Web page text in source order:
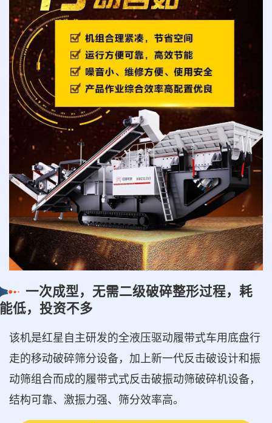
一次成型，无需二级破碎整形过程，耗
能低，投资不多
该机是红星自主研发的全液压驱动履带式车用底盘行
走的移动破碎筛分设备，加上新一代反击破设计和振
动筛组合而成的履带式式反击破振动筛破碎机设备，
结构可靠、激振力强、筛分效率高。